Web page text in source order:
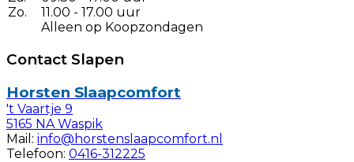
Zo.
11.00 - 17.00 uur
Alleen op Koopzondagen
Contact Slapen
Horsten Slaapcomfort
't Vaartje 9
5165 NA Waspik
Mail: info@horstenslaapcomfort.nl
Telefoon: 0416-312225